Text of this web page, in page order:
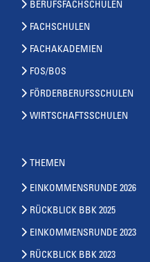
BERUFSFACHSCHULEN
FACHSCHULEN
FACHAKADEMIEN
FOS/BOS
FÖRDERBERUFSSCHULEN
WIRTSCHAFTSSCHULEN
THEMEN
EINKOMMENSRUNDE 2026
RÜCKBLICK BBK 2025
EINKOMMENSRUNDE 2023
RÜCKBLICK BBK 2023